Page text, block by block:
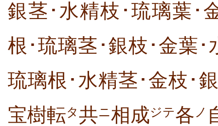
銀茎･水精枝･琉璃葉･
根･琉璃茎･銀枝･金葉･
琉璃根･水精茎･金枝･
宝樹転タ共ニ相成ジテ各 ノ